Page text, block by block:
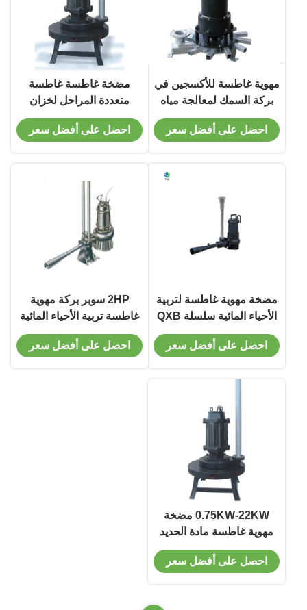
مهوية غاطسة للأكسجين في
بركة السمك لمعالجة مياه
الصرف الصحي
احصل على أفضل سعر
مضخة غاطسة غاطسة
متعددة المراحل لخزان
المهوية
احصل على أفضل سعر
مضخة مهوية غاطسة لتربية
الأحياء المائية سلسلة QXB
مهوية نفاثة غاطسة
احصل على أفضل سعر
2HP سوبر بركة مهوية
غاطسة تربية الأحياء المائية
مضخة مهوية نفاثة غاطسة
احصل على أفضل سعر
0.75KW-22KW مضخة
مهوية غاطسة مادة الحديد
الزهر
احصل على أفضل سعر